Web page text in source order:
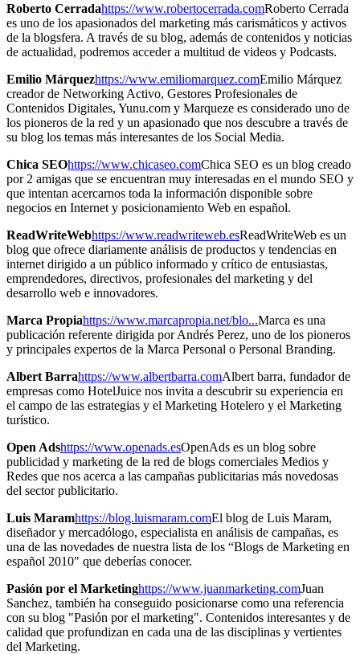
Roberto Cerradahttps://www.robertocerrada.comRoberto Cerrada
es uno de los apasionados del marketing más carismáticos y activos
de la blogsfera. A través de su blog, además de contenidos y noticias
de actualidad, podremos acceder a multitud de videos y Podcasts.
Emilio Márquezhttps://www.emiliomarquez.comEmilio Márquez
creador de Networking Activo, Gestores Profesionales de
Contenidos Digitales, Yunu.com y Marqueze es considerado uno de
los pioneros de la red y un apasionado que nos descubre a través de
su blog los temas más interesantes de los Social Media.
Chica SEOhttps://www.chicaseo.comChica SEO es un blog creado
por 2 amigas que se encuentran muy interesadas en el mundo SEO y
que intentan acercarnos toda la información disponible sobre
negocios en Internet y posicionamiento Web en español.
ReadWriteWebhttps://www.readwriteweb.esReadWriteWeb es un
blog que ofrece diariamente análisis de productos y tendencias en
internet dirigido a un público informado y crítico de entusiastas,
emprendedores, directivos, profesionales del marketing y del
desarrollo web e innovadores.
Marca Propiahttps://www.marcapropia.net/blo...Marca es una
publicación referente dirigida por Andrés Perez, uno de los pioneros
y principales expertos de la Marca Personal o Personal Branding.
Albert Barrahttps://www.albertbarra.comAlbert barra, fundador de
empresas como HotelJuice nos invita a descubrir su experiencia en
el campo de las estrategias y el Marketing Hotelero y el Marketing
turístico.
Open Adshttps://www.openads.esOpenAds es un blog sobre
publicidad y marketing de la red de blogs comerciales Medios y
Redes que nos acerca a las campañas publicitarias más novedosas
del sector publicitario.
Luis Maramhttps://blog.luismaram.comEl blog de Luis Maram,
diseñador y mercadólogo, especialista en análisis de campañas, es
una de las novedades de nuestra lista de los “Blogs de Marketing en
español 2010" que deberías conocer.
Pasión por el Marketinghttps://www.juanmarketing.comJuan
Sanchez, también ha conseguido posicionarse como una referencia
con su blog "Pasión por el marketing". Contenidos interesantes y de
calidad que profundizan en cada una de las disciplinas y vertientes
del Marketing.